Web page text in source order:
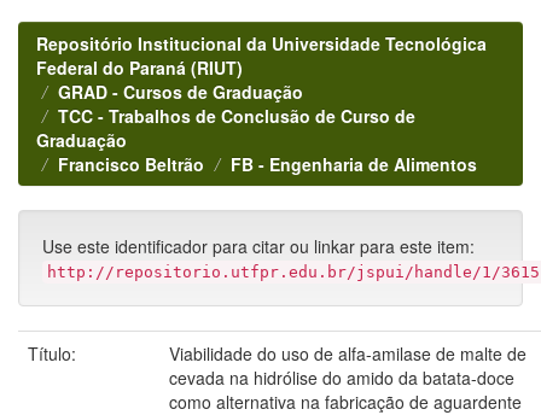
Repositório Institucional da Universidade Tecnológica
Federal do Paraná (RIUT)
GRAD - Cursos de Graduação
TCC - Trabalhos de Conclusão de Curso de
Graduação
Francisco Beltrão
FB - Engenharia de Alimentos
Use este identificador para citar ou linkar para este item:
http://repositorio.utfpr.edu.br/jspui/handle/1/
Título:
Viabilidade do uso de alfa-amilase de malte de
cevada na hidrólise do amido da batata-doce
como alternativa na fabricação de aguardente